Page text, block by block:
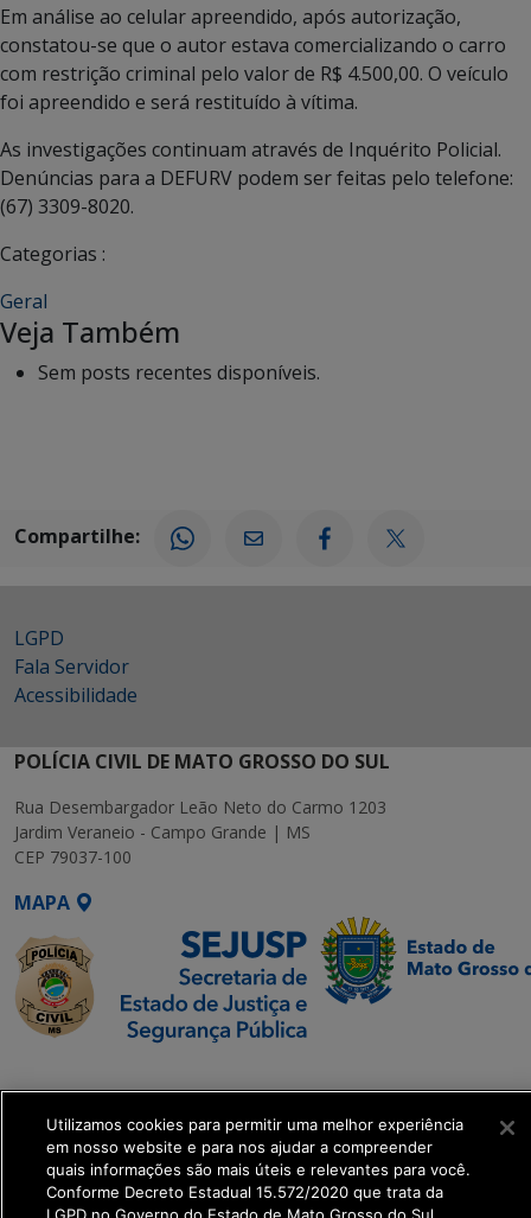
Em análise ao celular apreendido, após autorização,
constatou-se que o autor estava comercializando o carro
com restrição criminal pelo valor de R$ 4.500,00. O veículo
foi apreendido e será restituído à vítima.
As investigações continuam através de Inquérito Policial.
Denúncias para a DEFURV podem ser feitas pelo telefone:
(67) 3309-8020.
Categorias :
Geral
Veja Também
Sem posts recentes disponíveis.
Compartilhe:
LGPD
Fala Servidor
Acessibilidade
POLÍCIA CIVIL DE MATO GROSSO DO SUL
Rua Desembargador Leão Neto do Carmo 1203
Jardim Veraneio - Campo Grande | MS
CEP 79037-100
MAPA
Executiva de
Transformação Digital
get_footer();
Utilizamos cookies para permitir uma melhor experiência
em nosso website e para nos ajudar a compreender
quais informações são mais úteis e relevantes para você.
Conforme Decreto Estadual 15.572/2020 que trata da